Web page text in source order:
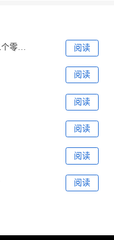
谷歌紧急更新，Chrome 今年第二个零日漏洞曝光！ 阅读
阅读
阅读
阅读
阅读
阅读